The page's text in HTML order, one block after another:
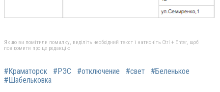
Якщо ви помітили помилку, виділіть необхідний текст і натисніть Ctrl + Enter, щоб
повідомити про це редакцію
#Краматорск #РЭС #отключение #свет
#Беленькое
#Шабельковка